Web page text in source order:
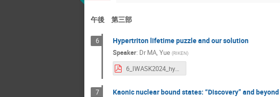
午後 第三部
6 Hypertriton lifetime puzzle and our solution
Speaker: Dr MA, Yue (RIKEN)
6_IWASK2024_hypertriton_Ma.pdf
7 Kaonic nuclear bound states: “Discovery” and beyond